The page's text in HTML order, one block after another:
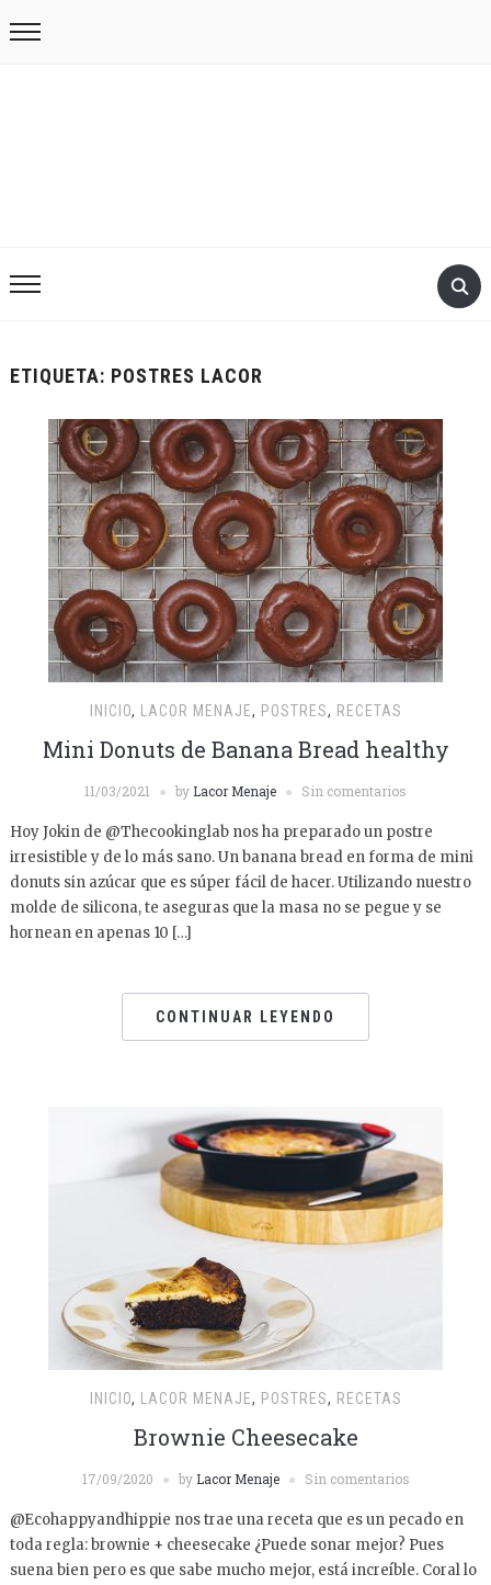
ETIQUETA: POSTRES LACOR
INICIO, LACOR MENAJE, POSTRES, RECETAS
Mini Donuts de Banana Bread healthy
11/03/2021 by Lacor Menaje Sin comentarios
Hoy Jokin de @Thecookinglab nos ha preparado un postre
irresistible y de lo más sano. Un banana bread en forma de mini
donuts sin azúcar que es súper fácil de hacer. Utilizando nuestro
molde de silicona, te aseguras que la masa no se pegue y se
hornean en apenas 10 […]
CONTINUAR LEYENDO
INICIO, LACOR MENAJE, POSTRES, RECETAS
Brownie Cheesecake
17/09/2020 by Lacor Menaje Sin comentarios
@Ecohappyandhippie nos trae una receta que es un pecado en
toda regla: brownie + cheesecake ¿Puede sonar mejor? Pues
suena bien pero es que sabe mucho mejor, está increíble. Coral lo